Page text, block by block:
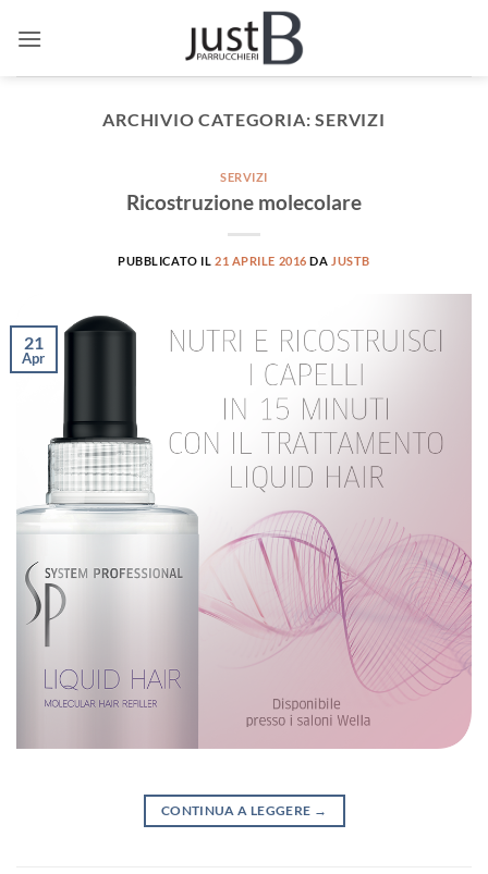
contenuti
ARCHIVIO CATEGORIA:SERVIZI
SERVIZI
Ricostruzione molecolare
PUBBLICATO IL 21 APRILE 2016 DA JUSTB
21
Apr
CONTINUA A LEGGERE →